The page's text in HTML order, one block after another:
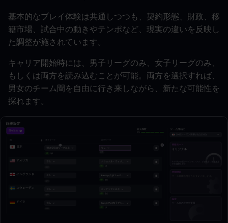
基本的なプレイ体験は共通しつつも、契約形態、財政、移
籍市場、試合中の動きやテンポなど、現実の違いを反映し
た調整が施されています。
キャリア開始時には、男子リーグのみ、女子リーグのみ、
もしくは両方を読み込むことが可能。両方を選択すれば、
男女のチーム間を自由に行き来しながら、新たな可能性を
探れます。